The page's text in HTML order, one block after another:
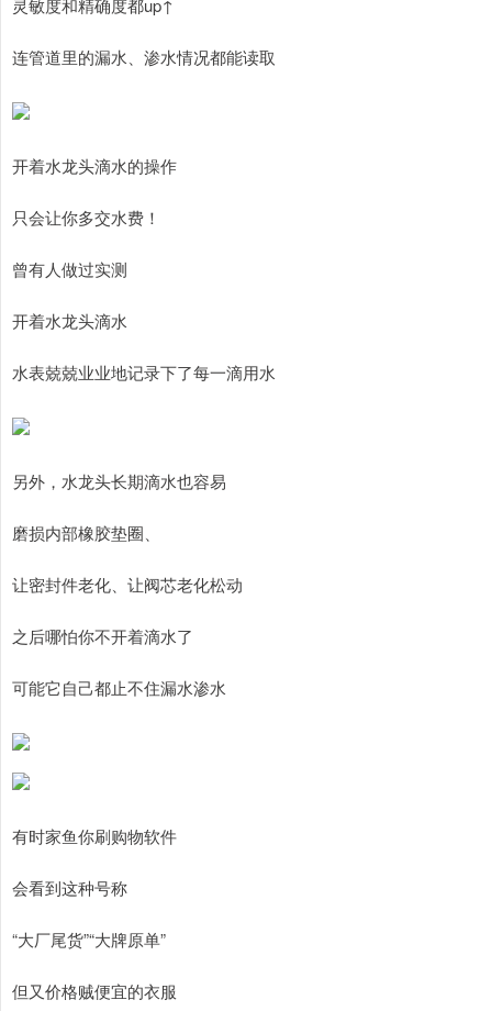
灵敏度和精确度都up↑
连管道里的漏水、渗水情况都能读取
开着水龙头滴水的操作
只会让你多交水费！
曾有人做过实测
开着水龙头滴水
水表兢兢业业地记录下了每一滴用水
另外，水龙头长期滴水也容易
磨损内部橡胶垫圈、
让密封件老化、让阀芯老化松动
之后哪怕你不开着滴水了
可能它自己都止不住漏水渗水
有时家鱼你刷购物软件
会看到这种号称
“大厂尾货”“大牌原单”
但又价格贼便宜的衣服